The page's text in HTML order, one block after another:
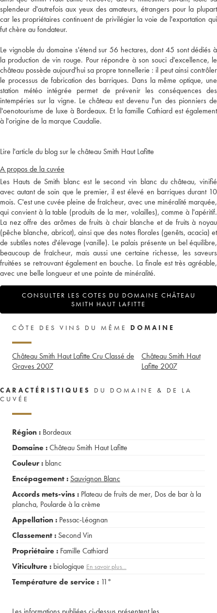
splendeur d'autrefois aux yeux des amateurs, étrangers pour la plupart
car les propriétaires continuent de privilégier la voie de l'exportation qui
fut chère au fondateur.
Le vignoble du domaine s'étend sur 56 hectares, dont 45 sont dédiés à
la production de vin rouge. Pour répondre à son souci d'excellence, le
château possède aujourd'hui sa propre tonnellerie : il peut ainsi contrôler
le processus de fabrication des barriques. Dans la même optique, une
station météo intégrée permet de prévenir les conséquences des
intempéries sur la vigne. Le château est devenu l'un des pionniers de
l'oenotourisme de luxe à Bordeaux. Et la famille Cathiard est également
à l'origine de la marque Caudalie.
Lire l'article du blog sur le château Smith Haut Lafitte
A propos de la cuvée
Les Hauts de Smith blanc est le second vin blanc du château, vinifié
avec autant de soin que le premier, il est élevé en barriques durant 10
mois. C'est une cuvée pleine de fraîcheur, avec une minéralité marquée,
qui convient à la table (produits de la mer, volailles), comme à l'apéritif.
La nez offre des arômes de fruits à chair blanche et de fruits à noyau
(pêche blanche, abricot), ainsi que des notes florales (genêts, acacia) et
de subtiles notes d'élevage (vanille). Le palais présente un bel équilibre,
beaucoup de fraîcheur, mais aussi une certaine richesse, les saveurs
fruitées se retrouvant également en bouche. La finale est très agréable,
avec une belle longueur et une pointe de minéralité.
CONSULTER LES COTES DU DOMAINE CHÂTEAU
SMITH HAUT LAFITTE
CÔTE DES VINS DU MÊME DOMAINE
Château Smith Haut Lafitte Cru Classé de
Graves 2007
Château Smith Haut
Lafitte 2007
CARACTÉRISTIQUES
DU DOMAINE & DE LA
CUVÉE
Région : Bordeaux
Domaine :Château Smith Haut Lafitte
Couleur : blanc
Encépagement : Sauvignon Blanc
Accords mets-vins : Plateau de fruits de mer, Dos de bar à la
plancha, Poularde à la crème
Appellation : Pessac-Léognan
Classement : Second Vin
Propriétaire : Famille Cathiard
Viticulture : biologique En savoir plus...
Température de service : 11°